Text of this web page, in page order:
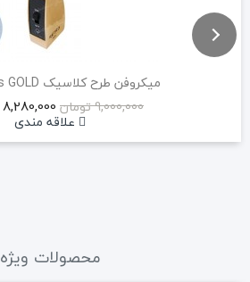
میکروفن طرح کلاسیک RETRO 60s GOLD
9,000,000 تومان
8,280,000 تومان
علاقه مندی
محصولات ویژه